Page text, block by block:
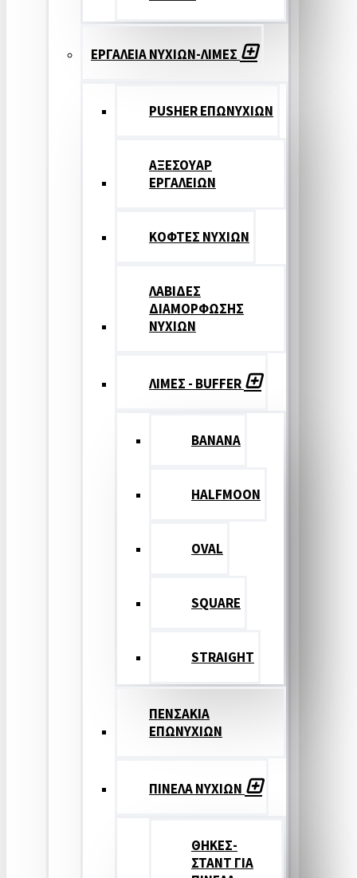
ΕΡΓΑΛΕΙΑ ΝΥΧΙΩΝ-ΛΙΜΕΣ
PUSHER ΕΠΩΝΥΧΙΩΝ
ΑΞΕΣΟΥΑΡ
ΕΡΓΑΛΕΙΩΝ
ΚΟΦΤΕΣ ΝΥΧΙΩΝ
ΛΑΒΙΔΕΣ
ΔΙΑΜΟΡΦΩΣΗΣ
ΝΥΧΙΩΝ
ΛΙΜΕΣ - BUFFER
BANANA
HALFMOON
OVAL
SQUARE
STRAIGHT
ΠΕΝΣΑΚΙΑ
ΕΠΩΝΥΧΙΩΝ
ΠΙΝΕΛΑ ΝΥΧΙΩΝ
ΘΗΚΕΣ-
ΣΤΑΝΤ ΓΙΑ